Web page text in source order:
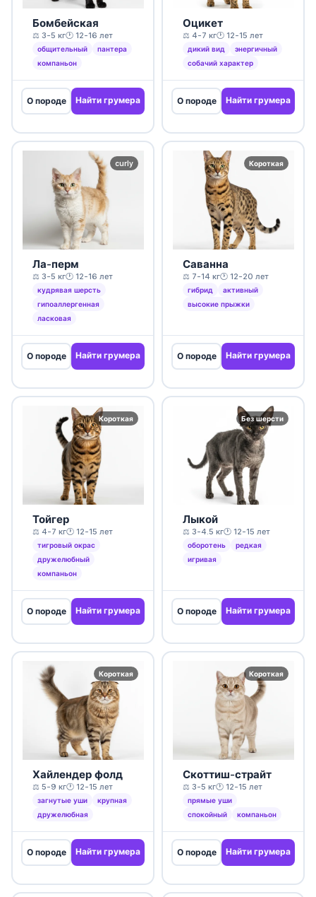
Бомбейская
⚖️ 3-5 кг🕐 12-16 лет
общительный
пантера
компаньон
О породе Найти грумера
Оцикет
⚖️ 4-7 кг🕐 12-15 лет
дикий вид
энергичный
собачий характер
О породе Найти грумера
curly
Ла-перм
⚖️ 3-5 кг🕐 12-16 лет
кудрявая шерсть
гипоаллергенная
ласковая
О породе Найти грумера
Короткая
Саванна
⚖️ 7-14 кг🕐 12-20 лет
гибрид
активный
высокие прыжки
О породе Найти грумера
Короткая
Тойгер
⚖️ 4-7 кг🕐 12-15 лет
тигровый окрас
дружелюбный
компаньон
О породе Найти грумера
Без шерсти
Лыкой
⚖️ 3-4.5 кг🕐 12-15 лет
оборотень
редкая
игривая
О породе Найти грумера
Короткая
Хайлендер фолд
⚖️ 5-9 кг🕐 12-15 лет
загнутые уши
крупная
дружелюбная
О породе Найти грумера
Короткая
Скоттиш-страйт
⚖️ 3-5 кг🕐 12-15 лет
прямые уши
спокойный
компаньон
О породе Найти грумера